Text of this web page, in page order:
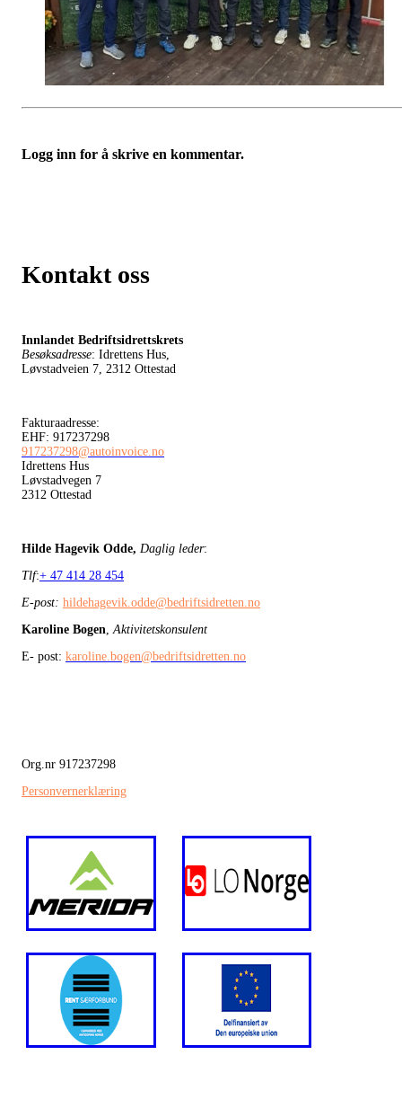
Logg inn for å skrive en kommentar.
Kontakt oss
Innlandet Bedriftsidrettskrets
Besøksadresse: Idrettens Hus,
Løvstadveien 7, 2312 Ottestad
Fakturaadresse:
EHF: 917237298
917237298@autoinvoice.no
Idrettens Hus
Løvstadvegen 7
2312 Ottestad
Hilde Hagevik Odde, Daglig leder:
Tlf:+ 47 414 28 454
E-post: hildehagevik.odde@bedriftsidretten.no
Karoline Bogen Aktivitetskonsulent
E- post: karoline.bogen@bedriftsidretten.no
Org.nr 917237298
Personvernerklæring